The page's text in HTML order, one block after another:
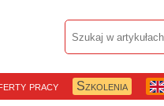
pracy Szkolenia